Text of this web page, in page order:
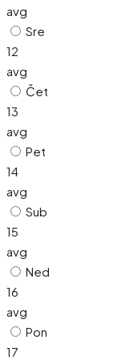
avg
Sre
12
avg
Čet
13
avg
Pet
14
avg
Sub
15
avg
Ned
16
avg
Pon
17